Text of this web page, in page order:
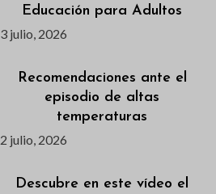
Educación para Adultos
3 julio, 2026
Recomendaciones ante el
episodio de altas
temperaturas
2 julio, 2026
Descubre en este vídeo el